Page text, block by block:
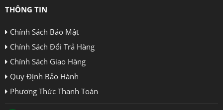
THÔNG TIN
Chính Sách Bảo Mật
Chính Sách Đổi Trả Hàng
Chính Sách Giao Hàng
Quy Định Bảo Hành
Phương Thức Thanh Toán